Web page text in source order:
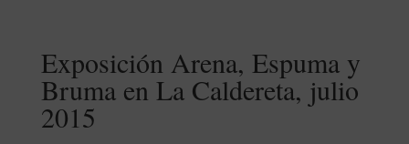
Exposición Arena, Espuma y
Bruma en La Caldereta, julio
2015